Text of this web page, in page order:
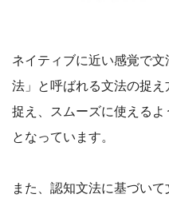
ネイティブに近い感覚で
法」と呼ばれる文法の捉
捉え、スムーズに使える
となっています。
また、認知文法に基づい